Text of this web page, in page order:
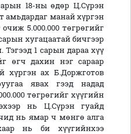
18-ны өдөр Ц.Сүрэн
амьдардаг манай хүргэн
5.000.000 төгрөгийг
хугацаатай бичгээр
Тэгээд 1 сарын дараа хүү
өгч дахин нэг сараар
хүргэн ах Б.Доржготов
явах гээд надад
төгрөгийг хүүгийн
нь Ц.Сүрэн гуайд
нь ямар ч мөнгө алга
нь би хүүгийнхээ